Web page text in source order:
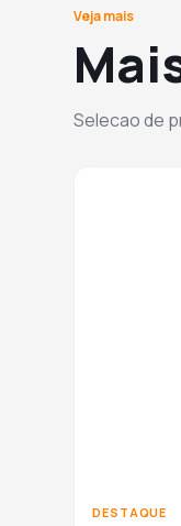
Veja mais
Selecao de
DESTAQUE